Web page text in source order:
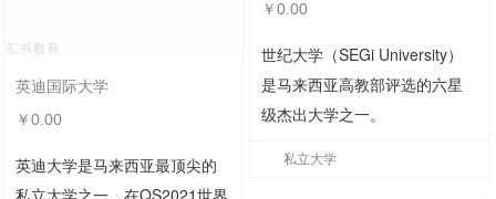
英迪国际大学
￥0.00
英迪大学是马来西亚最顶尖的
私立大学之一，在QS2021世界
￥0.00
世纪大学（SEGi University）
是马来西亚高教部评选的六星
级杰出大学之一。
私立大学